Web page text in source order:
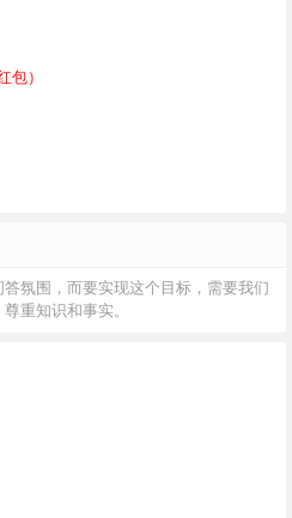
包）
氛围，而要实现这个目标，需要我们
重知识和事实。